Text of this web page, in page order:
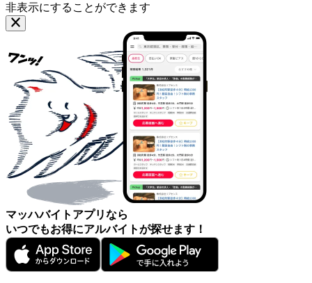
非表示にすることができます
マッハバイトアプリなら
いつでもお得にアルバイトが探せます！